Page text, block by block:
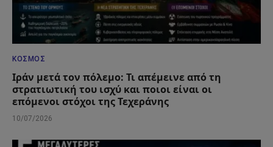
ΚΌΣΜΟΣ
Ιράν μετά τον πόλεμο: Τι απέμεινε από τη
στρατιωτική του ισχύ και ποιοι είναι οι
επόμενοι στόχοι της Τεχεράνης
10/07/2026